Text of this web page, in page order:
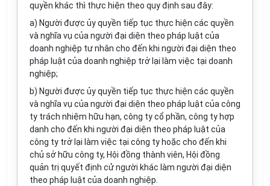
quyền khác thì thực hiện theo quy định sau đây:
a) Người được ủy quyền tiếp tục thực hiện các quyền
và nghĩa vụ của người đại diện theo pháp luật của
doanh nghiệp tư nhân cho đến khi người đại diện theo
pháp luật của doanh nghiệp trở lại làm việc tại doanh
nghiệp;
b) Người được ủy quyền tiếp tục thực hiện các quyền
và nghĩa vụ của người đại diện theo pháp luật của công
ty trách nhiệm hữu hạn, công ty cổ phần, công ty hợp
danh cho đến khi người đại diện theo pháp luật của
công ty trở lại làm việc tại công ty hoặc cho đến khi
chủ sở hữu công ty, Hội đồng thành viên, Hội đồng
quản trị quyết định cử người khác làm người đại diện
theo pháp luật của doanh nghiệp.